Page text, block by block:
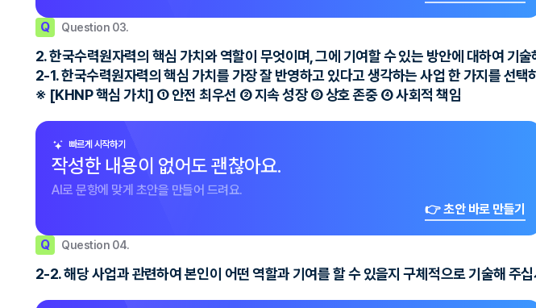
Q Question 03.
2. 한국수력원자력의 핵심 가치와 역할이 무엇이며, 그에 기여할 수 있는 방안에 대하여 기술
2-1. 한국수력원자력의 핵심 가치를 가장 잘 반영하고 있다고 생각하는 사업 한 가지를 선
※ [KHNP 핵심 가치] ① 안전 최우선 ② 지속 성장 ③ 상호 존중 ④ 사회적 책임
빠르게 시작하기
작성한 내용이 없어도 괜찮아요.
AI로 문항에 맞게 초안을 만들어 드려요.
👉 초안 바로 만들기
Q Question 04.
2-2. 해당 사업과 관련하여 본인이 어떤 역할과 기여를 할 수 있을지 구체적으로 기술해 주